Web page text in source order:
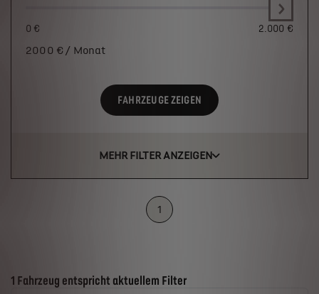
0 € 2.000 €
2000 € / Monat
FAHRZEUGE ZEIGEN
MEHR FILTER ANZEIGEN
1
Suchergebnisse
1 Fahrzeug entspricht aktuellem Filter